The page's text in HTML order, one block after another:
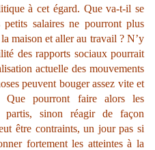
à cet égard. Que va-t-il se
petits salaires ne pourront plus
maison et aller au travail ? N’y
des rapports sociaux pourrait
actuelle des mouvements
peuvent bouger assez vite et
Que pourront faire alors les
partis, sinon réagir de façon
être contraints, un jour pas si
fortement les atteintes à la